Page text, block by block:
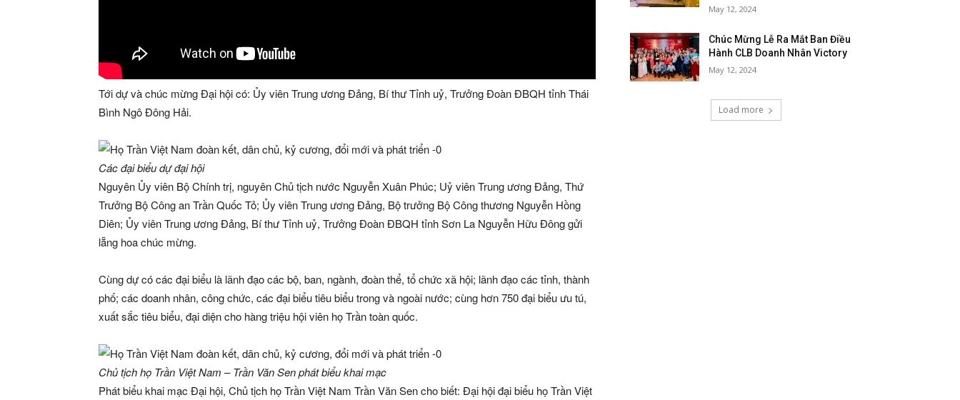
Tới dự và chúc mừng Đại hội có: Ủy viên Trung ương Đảng, Bí thư Tỉnh uỷ, Trưởng Đoàn ĐBQH tỉnh Thái
Bình Ngô Đông Hải.
Các đại biểu dự đại hội
Nguyên Ủy viên Bộ Chính trị, nguyên Chủ tịch nước Nguyễn Xuân Phúc; Uỷ viên Trung ương Đảng, Thứ
Trưởng Bộ Công an Trần Quốc Tỏ; Ủy viên Trung ương Đảng, Bộ trưởng Bộ Công thương Nguyễn Hồng
Diên; Ủy viên Trung ương Đảng, Bí thư Tỉnh uỷ, Trưởng Đoàn ĐBQH tỉnh Sơn La Nguyễn Hữu Đông gửi
lẵng hoa chúc mừng.
Cùng dự có các đại biểu là lãnh đạo các bộ, ban, ngành, đoàn thể, tổ chức xã hội; lãnh đạo các tỉnh, thành
phố; các doanh nhân, công chức, các đại biểu tiêu biểu trong và ngoài nước; cùng hơn 750 đại biểu ưu tú,
xuất sắc tiêu biểu, đại diện cho hàng triệu hội viên họ Trần toàn quốc.
Chủ tịch họ Trần Việt Nam – Trần Văn Sen phát biểu khai mạc
Phát biểu khai mạc Đại hội, Chủ tịch họ Trần Việt Nam Trần Văn Sen cho biết: Đại hội đại biểu họ Trần Việt
May 12, 2024
Chúc Mừng Lễ Ra Mắt Ban Điều
Hành CLB Doanh Nhân Victory
May 12, 2024
Load more